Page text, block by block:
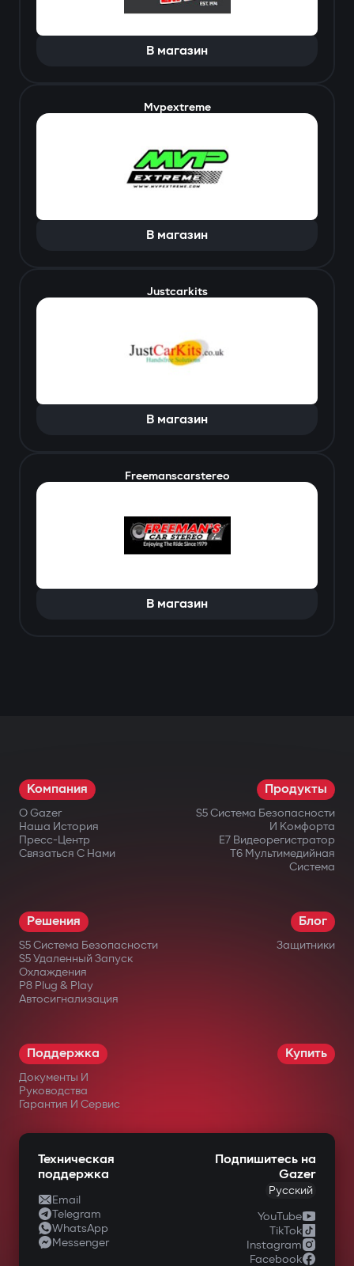
В магазин
Mvpextreme
В магазин
Justcarkits
В магазин
Freemanscarstereo
В магазин
Компания
О Gazer
Наша История
Пресс-Центр
Связаться С Нами
Продукты
S5 Система Безопасности
И Комфорта
E7 Видеорегистратор
T6 Мультимедийная
Система
Решения
S5 Система Безопасности
S5 Удаленный Запуск
Охлаждения
P8 Plug & Play
Автосигнализация
Блог
Защитники
Поддержка
Документы И
Руководства
Гарантия И Сервис
Купить
Техническая
поддержка
Email
Telegram
WhatsApp
Messenger
Подпишитесь на
Gazer
Русский
YouTube
TikTok
Instagram
Facebook